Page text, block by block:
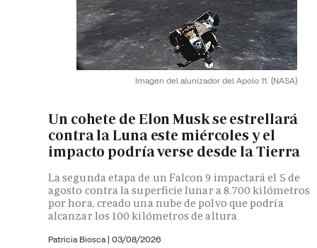
Imagen del alunizador del Apolo 11. (NASA)
Un cohete de Elon Musk se estrellará
contra la Luna este miércoles y el
impacto podría verse desde la Tierra
La segunda etapa de un Falcon 9 impactará el 5 de
agosto contra la superficie lunar a 8.700 kilómetros
por hora, creado una nube de polvo que podría
alcanzar los 100 kilómetros de altura
Patricia Biosca | 03/08/2026